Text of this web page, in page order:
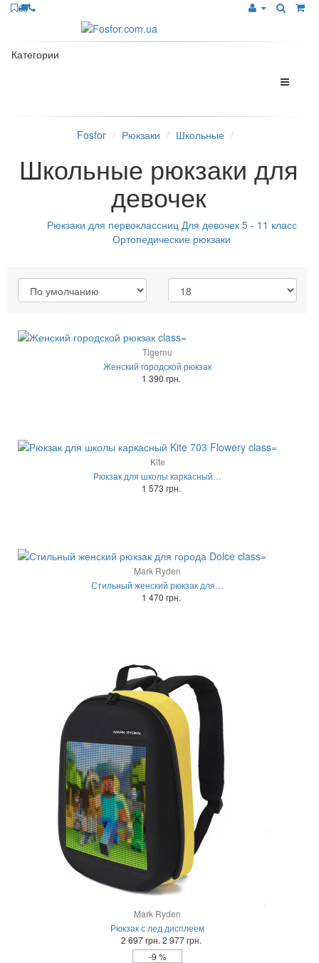
Категории
Fosfor Рюкзаки Школьные
Школьные рюкзаки для
девочек
Рюкзаки для первоклассниц Для девочек 5 - 11 класс
Ортопедические рюкзаки
Tigernu
Женский городской рюкзак
1 390 грн.
Kite
Рюкзак для школы каркасный…
1 573 грн.
Mark Ryden
Стильный женский рюкзак для…
1 470 грн.
Mark Ryden
Рюкзак с лед дисплеем
2 697 грн. 2 977 грн.
-9 %